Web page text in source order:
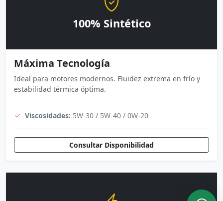
100% Sintético
Máxima Tecnología
Ideal para motores modernos. Fluidez extrema en frío y
estabilidad térmica óptima.
Viscosidades: 5W-30 / 5W-40 / 0W-20
Consultar Disponibilidad